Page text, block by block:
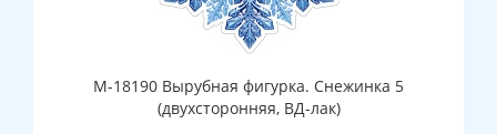
М-18190 Вырубная фигурка. Снежинка 5
(двухсторонняя, ВД-лак)